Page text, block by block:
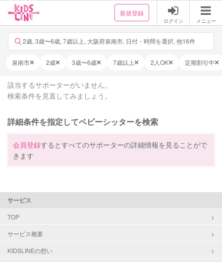
新規登録
ログイン メニュー
2歳, 3歳〜6歳, 7歳以上, 大阪府泉南市, 日付・時間を選択, 他16件
泉南市 2歳 3歳〜6歳 7歳以上 2人OK 定期割引中
該当するサポーターがいません。
検索条件を見直してみましょう。
詳細条件を指定してベビーシッターを検索
会員登録するとすべてのサポーターの詳細情報を見ることがで
きます
サービス
TOP
サービス概要
KIDSLINEの想い